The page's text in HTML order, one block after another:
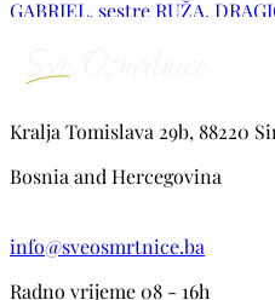
GABRIEL, sestre RUŽA,
Kralja Tomislava 29b, 88220
Bosnia and Hercegovina
info@sveosmrtnice.ba
Radno vrijeme 08 - 16h